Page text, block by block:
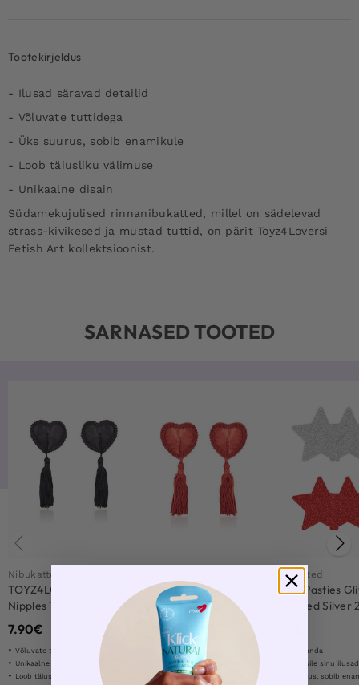
Tootekirjeldus
- Ilusad säravad detailid
- Võluvate tuttidega
- Üks suurus, sobib enamikule
- Loob täiusliku välimuse
- Unikaalne disain
Südamekujulised rinnanibukatted, millel on sädelevad
strass-kivikesed ja mustad tuttid, on pärit Toyz4Loversi
Fetish Art kollektsioonist.
SARNASED TOOTED
Nibukatted
TOYZ4LOVERS Heart
Nipples Tassels
7.90€
Võluvate tuttidega
Unikaalne disain
Loob täiusliku välimuse
TOYZ4LOVERS Red
Heart Nipples Tassels
7.90€
Onesize
Nibukatted
Pretty Pasties
Stars Red Silver
Mugav kanda
Tõstab esile sinu
Üks suurus, sobib